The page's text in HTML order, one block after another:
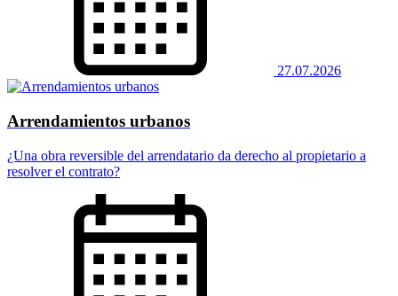
27.07.2026
Arrendamientos urbanos
¿Una obra reversible del arrendatario da derecho al propietario a
resolver el contrato?